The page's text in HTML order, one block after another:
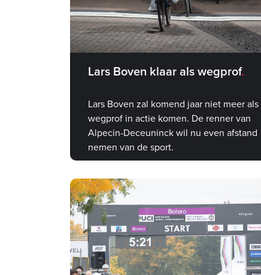
Lars Boven klaar als wegprof
Lars Boven zal komend jaar niet meer als
wegprof in actie komen. De renner van
Alpecin-Deceuninck wil nu even afstand
nemen van de sport.